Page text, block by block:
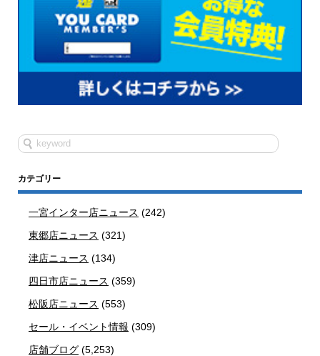
カテゴリー
一宮インター店ニュース (242)
東郷店ニュース (321)
津店ニュース (134)
四日市店ニュース (359)
松阪店ニュース (553)
セール・イベント情報 (309)
店舗ブログ (5,253)